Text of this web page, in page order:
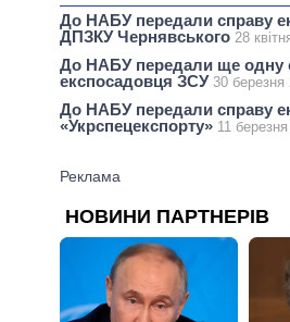
До НАБУ передали справу
ДПЗКУ Чернявського 28
До НАБУ передали ще одну
експосадовця ЗСУ 30
До НАБУ передали справу
«Укрспецекспорту» 11